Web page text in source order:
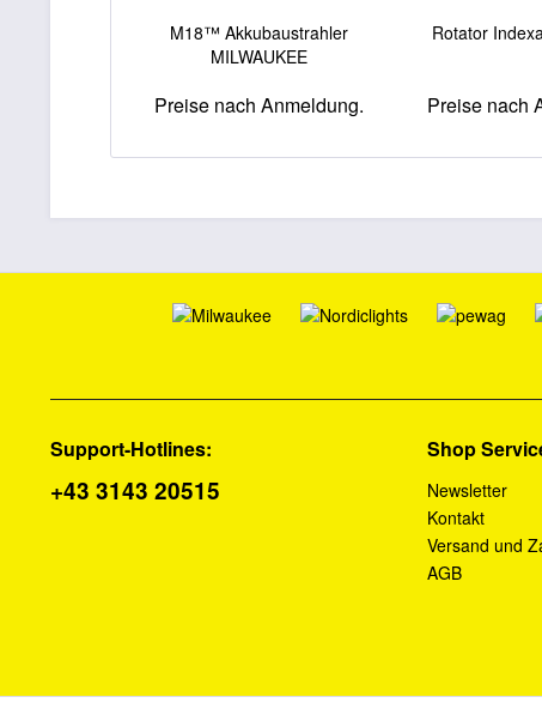
M18™ Akkubaustrahler
MILWAUKEE
Preise nach Anmeldung.
Rotator
Preise nach
Support-Hotlines:
+43 3143 20515
Shop
Newsletter
Kontakt
Versand und
AGB